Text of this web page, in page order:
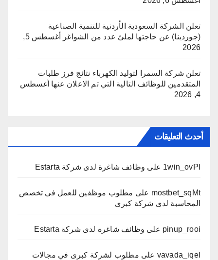
تعلن الشركة السعودية الأردنية للتنمية الصناعية
(جوردينا) عن حاجتها لملئ عدد من الشواغر
أغسطس 5,
2026
تعلن شركة السمرا لتوليد الكهرباء نتائج فرز طلبات
المتقدمين للوظائف التالية التي تم الاعلان عنها أغسطس
4, 2026
أحدث التعليقات
1win_ovPl على وظائف شاغرة لدى شركة Estarta
mostbet_sqMt على مطلوب موظفين للعمل في تخصص
المحاسبة لدى شركة كبرى
pinup_rooi على وظائف شاغرة لدى شركة Estarta
vavada_iqel على مطلوب لشركة كبرى في مجالات